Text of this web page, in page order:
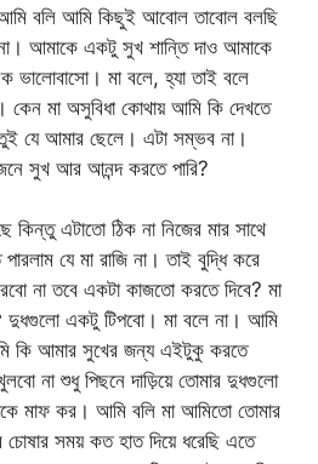
বলি আমি কিছুই আবোল তাবোল বলছি
আমাকে একটু সুখ শান্তি দাও আমাকে
ভালোবাসো। মা বলে, হ্যা তাই বলে
মা অসুবিধা কোথায় আমি কি দেখতে
তুই যে আমার ছেলে। এটা সম্ভব না।
সুখ আর আনন্দ করতে পারি?
এটাতো ঠিক না নিজের মার সাথে
যে মা রাজি না। তাই বুদ্ধি করে
না তবে একটা কাজতো করতে দিবে? মা
দুধগুলো একটু টিপবো। মা বলে না। আমি
কি আমার সুখের জন্য এইটুকু করতে
না শুধু পিছনে দাড়িয়ে তোমার দুধগুলো
মাফ কর। আমি বলি মা আমিতো তোমার
সময় কত হাত দিয়ে ধরেছি এতে